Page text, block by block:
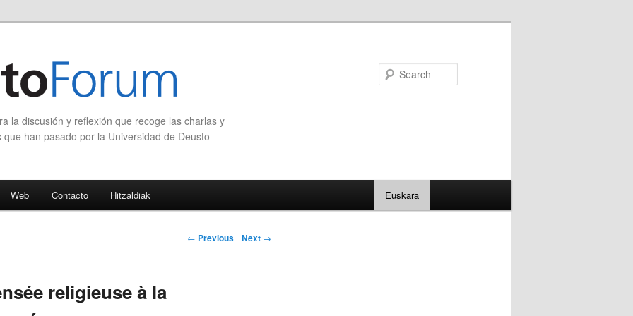
la discusión y reflexión que recoge las charlas y
han pasado por la Universidad de Deusto
Web Contacto Hitzaldiak Euskara
Post navigation
← Previous Next →
religieuse à la